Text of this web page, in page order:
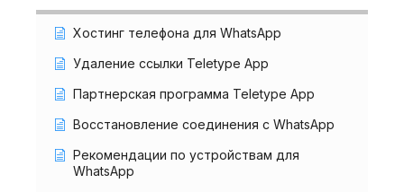
Хостинг телефона для WhatsApp
Удаление ссылки Teletype App
Партнерская программа Teletype App
Восстановление соединения с WhatsApp
Рекомендации по устройствам для
WhatsApp